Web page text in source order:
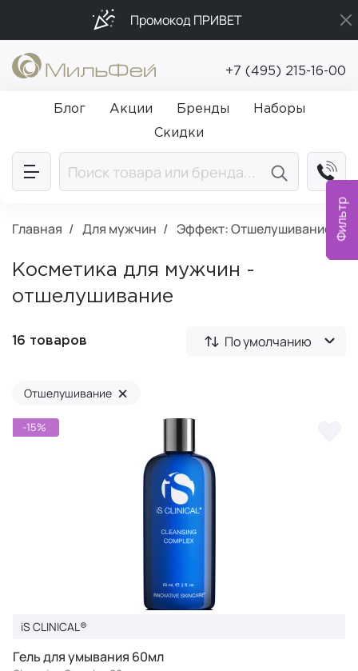
Фильтр
Промокод ПРИВЕТ
Подарки в каждый заказ от 5 000₽
Бесплатная доставка от 5 000₽
+7 (495) 215-16-00
Блог Акции Бренды
Наборы
Скидки
Главная Для мужчин Эффект: Отшелушивание
Косметика для мужчин -
отшелушивание
16 товаров По умолчанию
Отшелушивание ×
-15%
iS CLINICAL®
Гель для умывания 60мл